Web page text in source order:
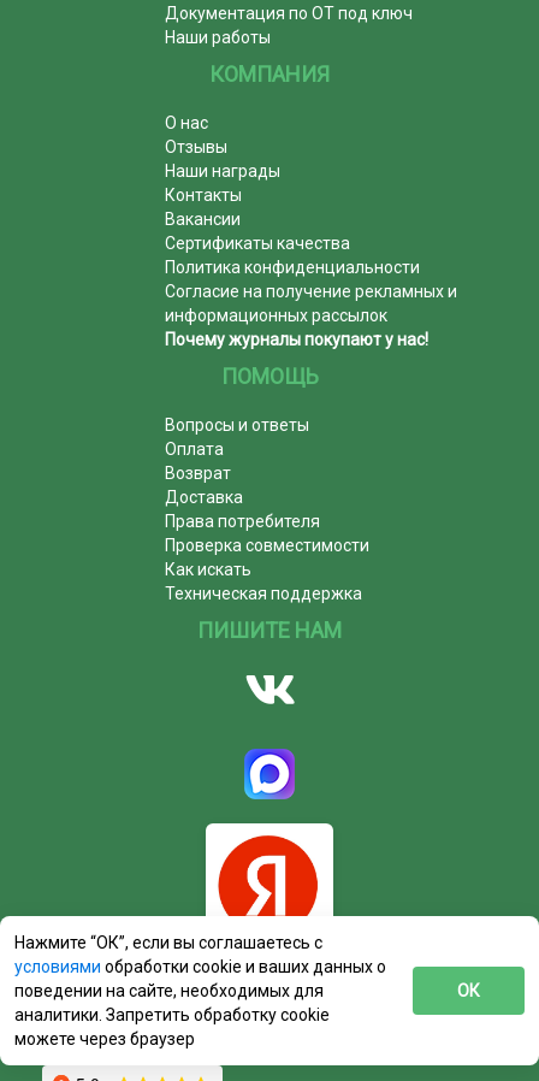
Документация по ОТ под ключ
Наши работы
КОМПАНИЯ
О нас
Отзывы
Наши награды
Контакты
Вакансии
Сертификаты качества
Политика конфиденциальности
Согласие на получение рекламных и
информационных рассылок
Почему журналы покупают у нас!
ПОМОЩЬ
Вопросы и ответы
Оплата
Возврат
Доставка
Права потребителя
Проверка совместимости
Как искать
Техническая поддержка
ПИШИТЕ НАМ
Нажмите “ОК”, если вы соглашаетесь с
условиями обработки cookie и ваших данных о
поведении на сайте, необходимых для
аналитики. Запретить обработку cookie
можете через браузер
ОК